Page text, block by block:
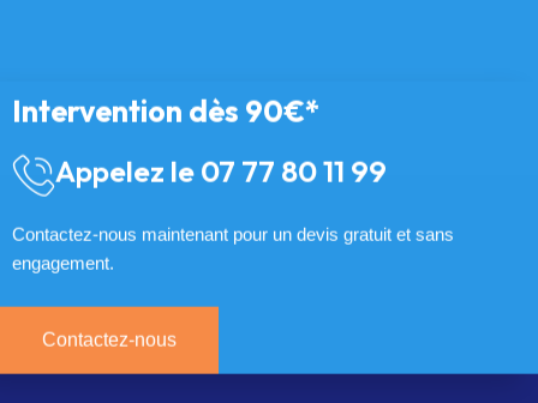
Intervention dès 90€*
Appelez le 07 77 80 11 99
Contactez-nous maintenant pour un devis gratuit et sans
engagement.
Contactez-nous